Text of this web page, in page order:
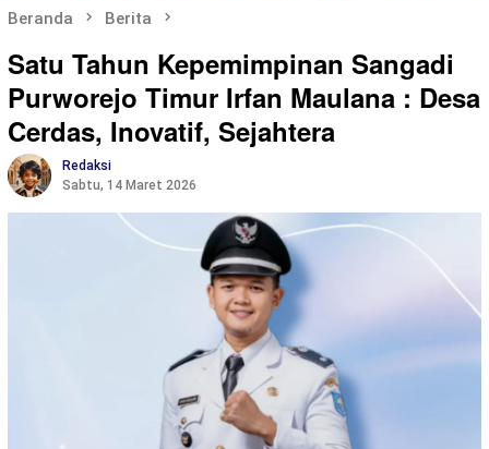
Beranda Berita
Satu Tahun Kepemimpinan Sangadi
Purworejo Timur Irfan Maulana : Desa
Cerdas, Inovatif, Sejahtera
Redaksi
Sabtu, 14 Maret 2026